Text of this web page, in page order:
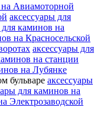
на Авиамоторной
аксессуары для
для каминов на
на Красносельской
аксессуары для
на станции
на Лубянке
бульваре аксессуары
для каминов на
Электрозаводской